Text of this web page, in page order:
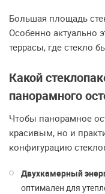
Большая площадь
Особенно актуально
террасы, где стекло
Какой
панорамного
Чтобы панорамное
красивым, но и
конфигурацию
Двухкамерный
оптимален для